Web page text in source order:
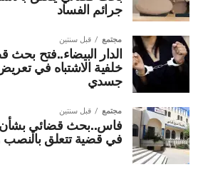
جرائم الفساد
مجتمع قبل سنتين
الدار البيضاء..فتح
خلفية الاشتباه في تعريض
جسدي
مجتمع قبل سنتين
فاس..بحث قضائي
في قضية تتعلق بالنصب